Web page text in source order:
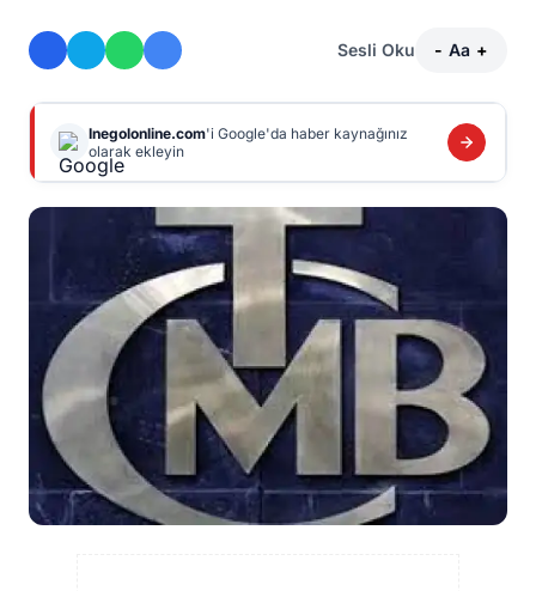
Sesli Oku - Aa +
Inegolonline.com'i Google'da haber kaynağınız
olarak ekleyin